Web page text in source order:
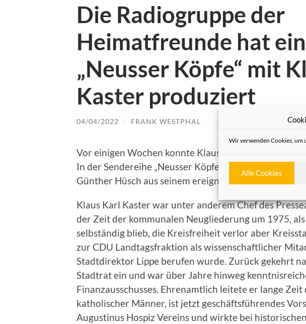
Wir verwenden Cookies, um
Alle Cookies
Die Radiogruppe der
Heimatfreunde hat
„Neusser Köpfe“ mit
Kaster produziert
04/04/2022 / FRANK WESTPHAL
Vor einigen Wochen konnte Klaus Karl Kaster seinen
In der Sendereihe „Neusser Köpfe“ hat er im
Günther Hüsch aus seinem ereignisreichen Leben
Klaus Karl Kaster war unter anderem Chef des
der Zeit der kommunalen Neugliederung um 1975,
selbständig blieb, die Kreisfreiheit verlor aber
zur CDU Landtagsfraktion als wissenschaftlicher
Stadtdirektor Lippe berufen wurde. Zurück gekehrt
Stadtrat ein und war über Jahre hinweg
Finanzausschusses. Ehrenamtlich leitete er lange Zeit
katholischer Männer, ist jetzt geschäftsführendes
Augustinus Hospiz Vereins und wirkte bei